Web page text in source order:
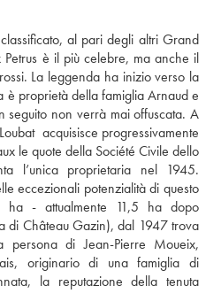
al pari degli altri Grand
è il più celebre, ma anche il
La leggenda ha inizio verso la
è proprietà della famiglia Arnaud e
non verrà mai offuscata. A
acquisisce progressivamente
le quote della Société Civile dello
l’unica proprietaria nel 1945.
eccezionali potenzialità di questo
ha - attualmente 11,5 ha dopo
di Château Gazin), dal 1947 trova
persona di Jean-Pierre Moueix,
originario di una famiglia di
la reputazione della tenuta